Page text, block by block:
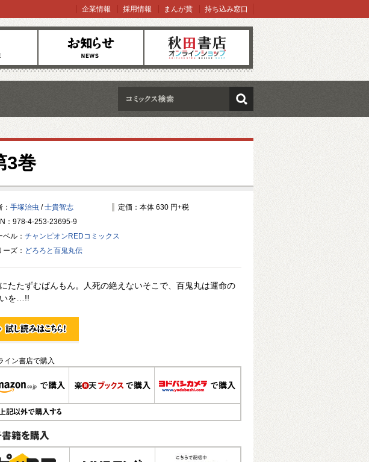
お知らせ オンラインショップ
企業情報 採用情報 まんが賞 持ち込み窓口
検索
巻
手塚治虫 /士貴智志
定価：本体 630 円+税
：978-4-253-23695-9
ベル： チャンピオンREDコミックス
ーズ： どろろと百鬼丸伝
たたずむばんもん。人死の絶えないそこで、百鬼丸は運命の
を…!!
イン書店で購入
籍で購入